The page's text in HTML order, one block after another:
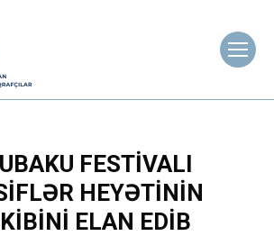
FESTIVALI
HEYƏTININ
ELAN EDIB